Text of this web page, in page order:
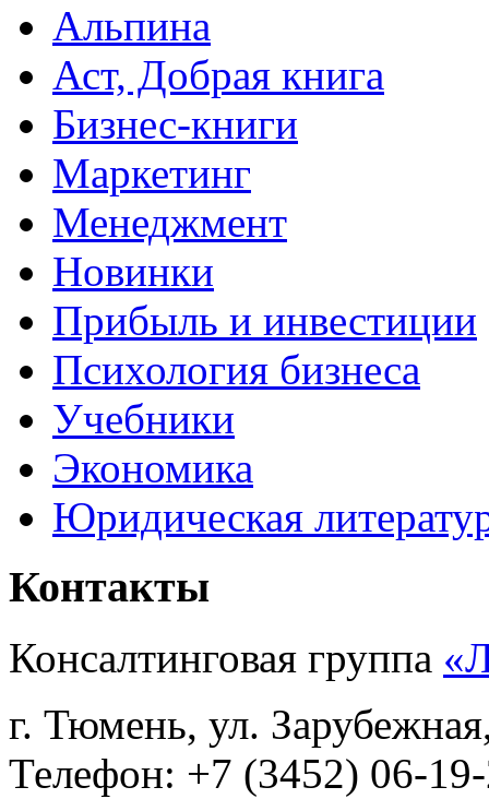
Альпина
Аст, Добрая книга
Бизнес-книги
Маркетинг
Менеджмент
Новинки
Прибыль и инвестиции
Психология бизнеса
Учебники
Экономика
Юридическая
Контакты
Консалтинговая группа
г. Тюмень, ул.
Телефон: +7 (3452) 06-